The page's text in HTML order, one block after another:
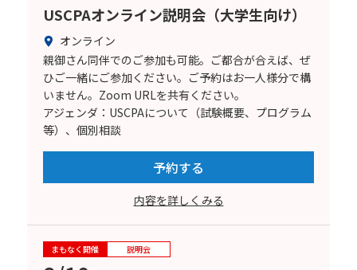
USCPAオンライン説明会（大学生向け）
オンライン
親御さん同伴でのご参加も可能。ご都合が合えば、ぜ
ひご一緒にご参加ください。ご予約はお一人様分で構
いません。Zoom URLを共有ください。
アジェンダ：USCPAについて（試験概要、プログラム
等）、個別相談
予約する
内容を詳しくみる
まもなく開催 説明会